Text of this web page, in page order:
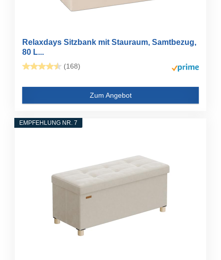
Relaxdays Sitzbank mit Stauraum, Samtbezug,
80 L...
(168)
Zum Angebot
EMPFEHLUNG NR. 7